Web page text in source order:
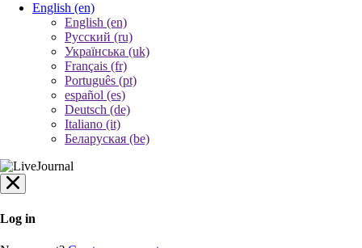
English (en)
English (en)
Русский (ru)
Українська (uk)
Français (fr)
Português (pt)
español (es)
Deutsch (de)
Italiano (it)
Беларуская (be)
Log in